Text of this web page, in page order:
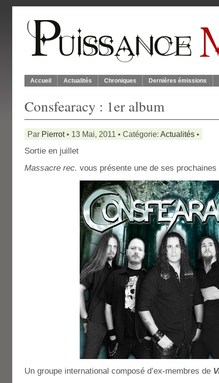
Accueil Actualités Chroniques Dernières émissions
Consfearacy : 1er album
Par Pierrot• 13 Mai, 2011 • Catégorie: Actualités •
Sortie en juillet
Massacre rec. vous présente une de ses
Un groupe international composé d’ex-membres de